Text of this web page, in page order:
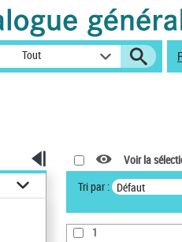
Tout
Voir la
Tri par : Défaut
1